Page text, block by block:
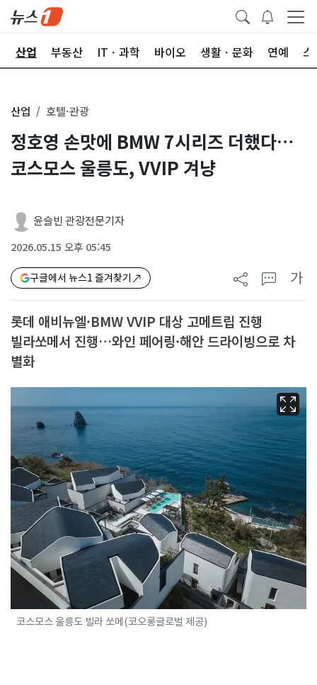
산업 부동산 ITㆍ과학 바이오 생활ㆍ문화 연예 스
산업 호텔·관광
정호영 손맛에 BMW 7시리즈 더했다…
코스모스 울릉도, VVIP 겨냥
윤슬빈 관광전문기자
2026.05.15 오후 05:45
구글에서 뉴스1 즐겨찾기 가
롯데 애비뉴엘·BMW VVIP 대상 고메트립 진행
빌라쏘메서 진행…와인 페어링·해안 드라이빙으로 차
별화
코스모스 울릉도 빌라 쏘메(코오롱글로벌 제공)